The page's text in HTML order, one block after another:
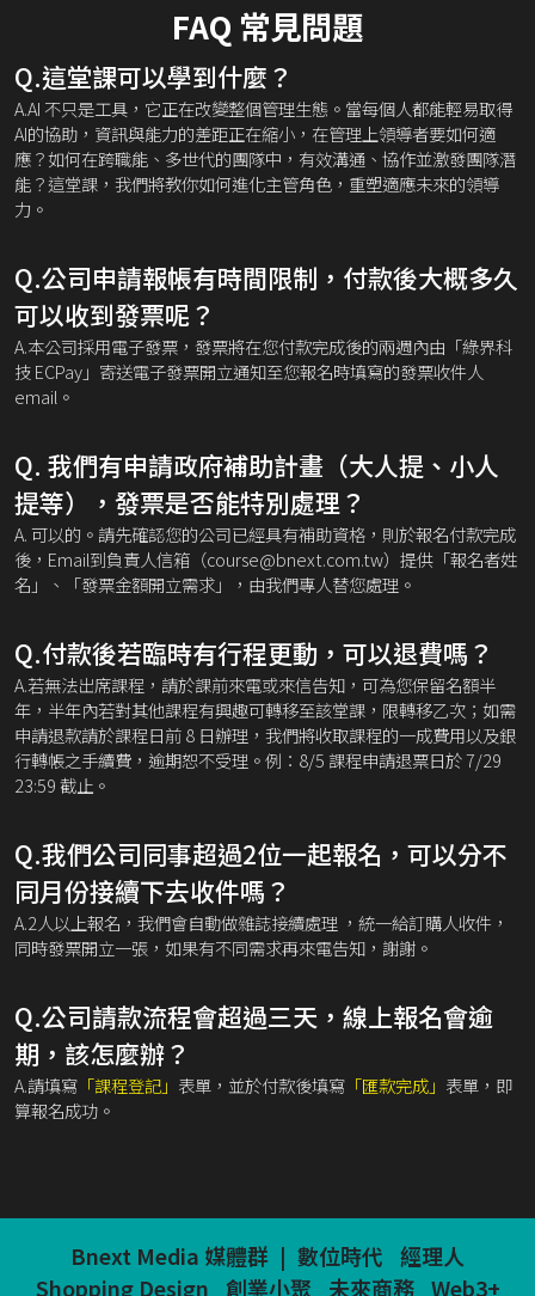
FAQ 常見問題
Q.這堂課可以學到什麼？
A.AI 不只是工具，它正在改變整個管理生態。當每個人都能輕易取得
AI的協助，資訊與能力的差距正在縮小，在管理上領導者要如何適
應？如何在跨職能、多世代的團隊中，有效溝通、協作並激發團隊潛
能？這堂課，我們將教你如何進化主管角色，重塑適應未來的領導
力。
Q.公司申請報帳有時間限制，付款後大概多久
可以收到發票呢？
A.本公司採用電子發票，發票將在您付款完成後的兩週內由「綠界科
技 ECPay」寄送電子發票開立通知至您報名時填寫的發票收件人
email。
Q. 我們有申請政府補助計畫（大人提、小人
提等），發票是否能特別處理？
A. 可以的。請先確認您的公司已經具有補助資格，則於報名付款完成
後，Email到負責人信箱（course@bnext.com.tw）提供「報名者姓
名」、「發票金額開立需求」，由我們專人替您處理。
Q.付款後若臨時有行程更動，可以退費嗎？
A.若無法出席課程，請於課前來電或來信告知，可為您保留名額半
年，半年內若對其他課程有興趣可轉移至該堂課，限轉移乙次；如需
申請退款請於課程日前 8 日辦理，我們將收取課程的一成費用以及銀
行轉帳之手續費，逾期恕不受理。例：8/5 課程申請退票日於 7/29
23:59 截止。
Q.我們公司同事超過2位一起報名，可以分不
同月份接續下去收件嗎？
A.2人以上報名，我們會自動做雜誌接續處理 ，統一給訂購人收件，
同時發票開立一張，如果有不同需求再來電告知，謝謝。
Q.公司請款流程會超過三天，線上報名會逾
期，該怎麼辦？
A.請填寫 「課程登記」 表單，並於付款後填寫 「匯款完成」 表單，即
算報名成功。
Bnext Media 媒體群 | 數位時代 經理人
Shopping Design 創業小聚 未來商務 Web3+